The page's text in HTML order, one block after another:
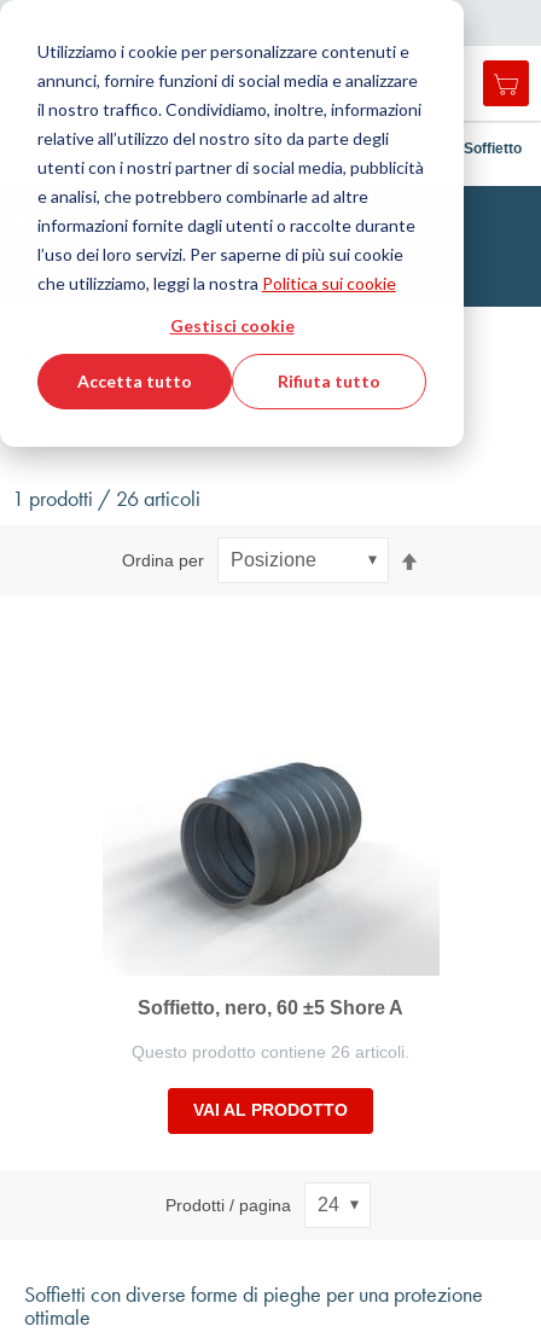
Utilizziamo i cookie per personalizzare contenuti e
annunci, fornire funzioni di social media e analizzare
il nostro traffico. Condividiamo, inoltre, informazioni
relative all’utilizzo del nostro sito da parte degli
utenti con i nostri partner di social media, pubblicità
e analisi, che potrebbero combinarle ad altre
informazioni fornite dagli utenti o raccolte durante
l’uso dei loro servizi. Per saperne di più sui cookie
che utilizziamo, leggi la nostra Politica sui cookie
Gestisci cookie
Accetta tutto Rifiuta tutto
Menu
search
Cerca
Cerca
Home Tecnologia delle tenute Articoli tecnici stampati Soffietto
Soffietti
Elementi di protezione per applicazioni dinamiche
Filtro
Mostra filtri
1 prodotti / 26 articoli
Ordina per
Soffietto, nero, 60 ±5 Shore A
Questo prodotto contiene 26 articoli.
VAI AL PRODOTTO
Prodotti / pagina
Soffietti con diverse forme di pieghe per una protezione
ottimale